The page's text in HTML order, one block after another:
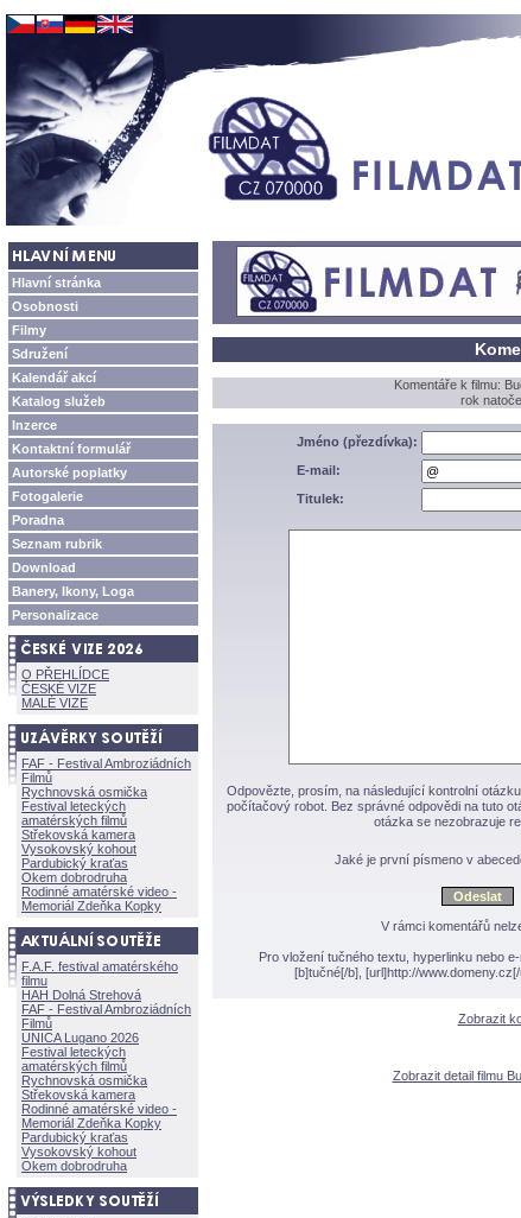
Hlavní stránka
Osobnosti
Filmy
Sdružení
Kalendář akcí
Katalog služeb
Inzerce
Kontaktní formulář
Autorské poplatky
Fotogalerie
Poradna
Seznam rubrik
Download
Banery, Ikony, Loga
Personalizace
O PŘEHLÍDCE
ČESKÉ VIZE
MALÉ VIZE
FAF - Festival Ambroziádních
Filmů
Rychnovská osmička
Festival leteckých
amatérských filmů
Střekovská kamera
Vysokovský kohout
Pardubický kraťas
Okem dobrodruha
Rodinné amatérské video -
Memoriál Zdeňka Kopky
F.A.F. festival amatérského
filmu
HAH Dolná Strehov
FAF - Festival Ambroziádních
Filmů
UNICA Lugano 2026
Festival leteckých
amatérských filmů
Rychnovská osmička
Střekovská kamera
Rodinné amatérské video -
Memoriál Zdeňka Kopky
Pardubický kraťas
Vysokovský kohout
Okem dobrodruha
Komentáře k filmu:
rok
Jméno (přezdívka):
E-mail:
Titulek:
Odpovězte, prosím, na následující kontrolní
počítačový robot. Bez správné odpovědi na tuto
otázka se nezobrazuje
Jaké je první písmeno v
V rámci komentářů
Pro vložení tučného textu, hyperlinku nebo
[b]tučné[/b], [url]http://
Zobrazit
Zobrazit detail filmu